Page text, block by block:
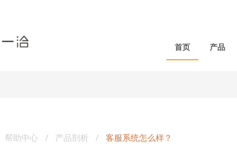
首页 产品
帮助中心 / 产品剖析 / 客服系统怎么样？